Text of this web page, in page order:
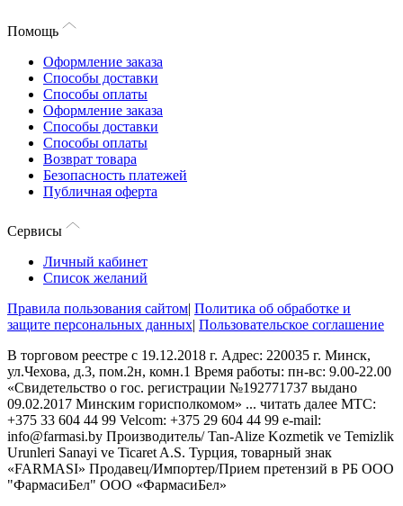
Помощь
Оформление заказа
Способы доставки
Способы оплаты
Оформление заказа
Способы доставки
Способы оплаты
Возврат товара
Безопасность платежей
Публичная оферта
Сервисы
Личный кабинет
Список желаний
Правила пользования сайтом| Политика об обработке и
защите персональных данных| Пользовательское соглашение
В торговом реестре с 19.12.2018 г. Адрес: 220035 г. Минск,
ул.Чехова, д.3, пом.2н, комн.1 Время работы: пн-вс: 9.00-22.00
«Свидетельство о гос. регистрации №192771737 выдано
09.02.2017 Минским горисполкомом» ... читать далее МТС:
+375 33 604 44 99 Velcom: +375 29 604 44 99 e-mail:
info@farmasi.by Производитель/ Tan-Alize Kozmetik ve Temizlik
Urunleri Sanayi ve Ticaret A.S. Турция, товарный знак
«FARMASI» Продавец/Импортер/Прием претензий в РБ ООО
"ФармасиБел" ООО «ФармасиБел»